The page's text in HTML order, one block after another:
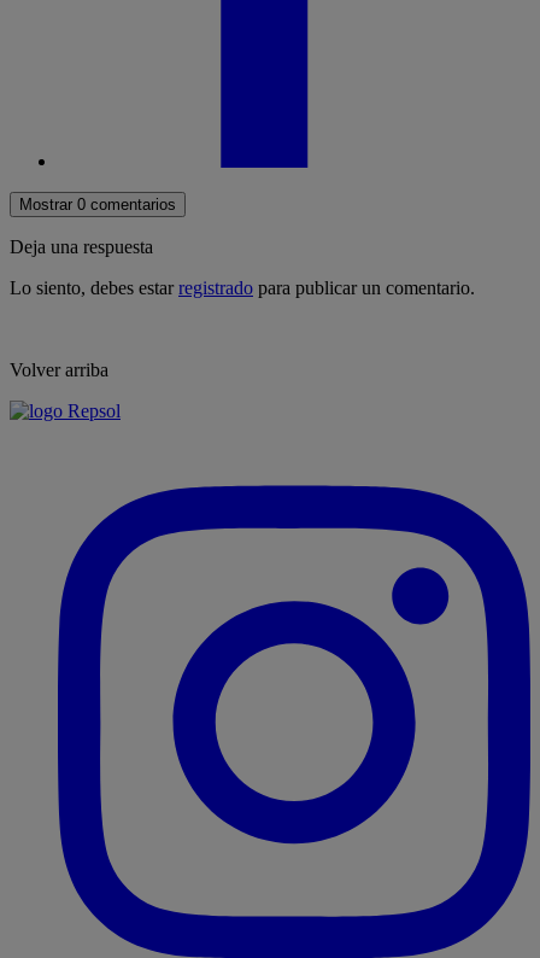
Mostrar 0 comentarios
Deja una respuesta
Lo siento, debes estarregistrado para publicar un comentario.
Volver arriba